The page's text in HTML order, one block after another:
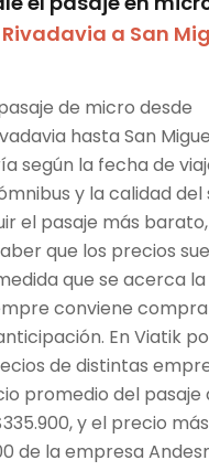
a San
de micro desde
hasta San
según la fecha de
y la calidad del
el pasaje más
que los precios
que se acerca
conviene
En Viatik
de distintas
promedio del pasaje
y el precio
de la empresa